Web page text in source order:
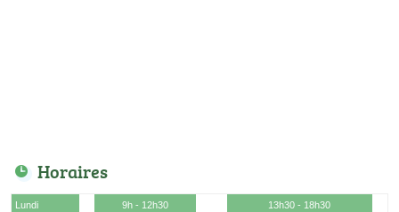
Horaires
Lundi 9h - 12h30
13h30 - 18h30